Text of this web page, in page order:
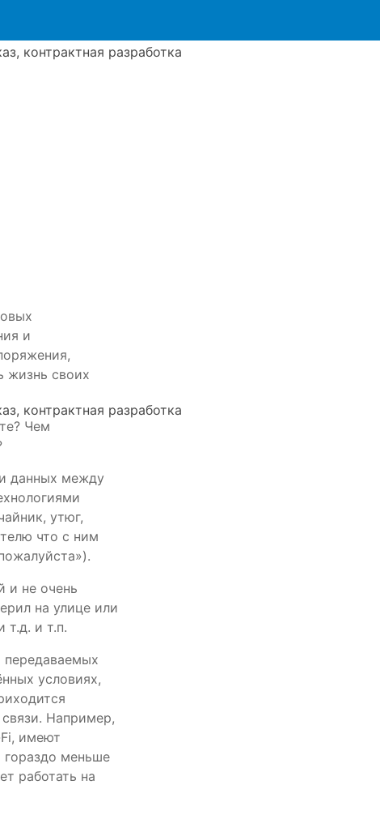
и
жизнь своих
Чем
данных между
утюг,
что с ним
и не очень
на улице или
т.д. и т.п.
передаваемых
условиях,
Например,
имеют
меньше
работать на